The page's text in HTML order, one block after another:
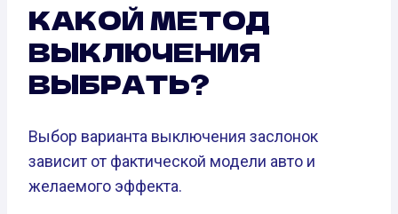
КАКОЙ МЕТОД
ВЫКЛЮЧЕНИЯ
ВЫБРАТЬ?
Выбор варианта выключения заслонок
зависит от фактической модели авто и
желаемого эффекта.